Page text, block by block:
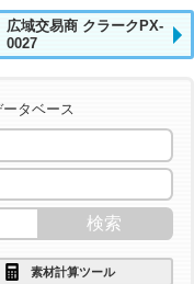
広域交易商 クラークPX-
0027
タベース
素材計算ツール